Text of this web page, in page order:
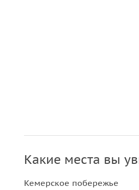
Какие места вы
Кемерское побережье